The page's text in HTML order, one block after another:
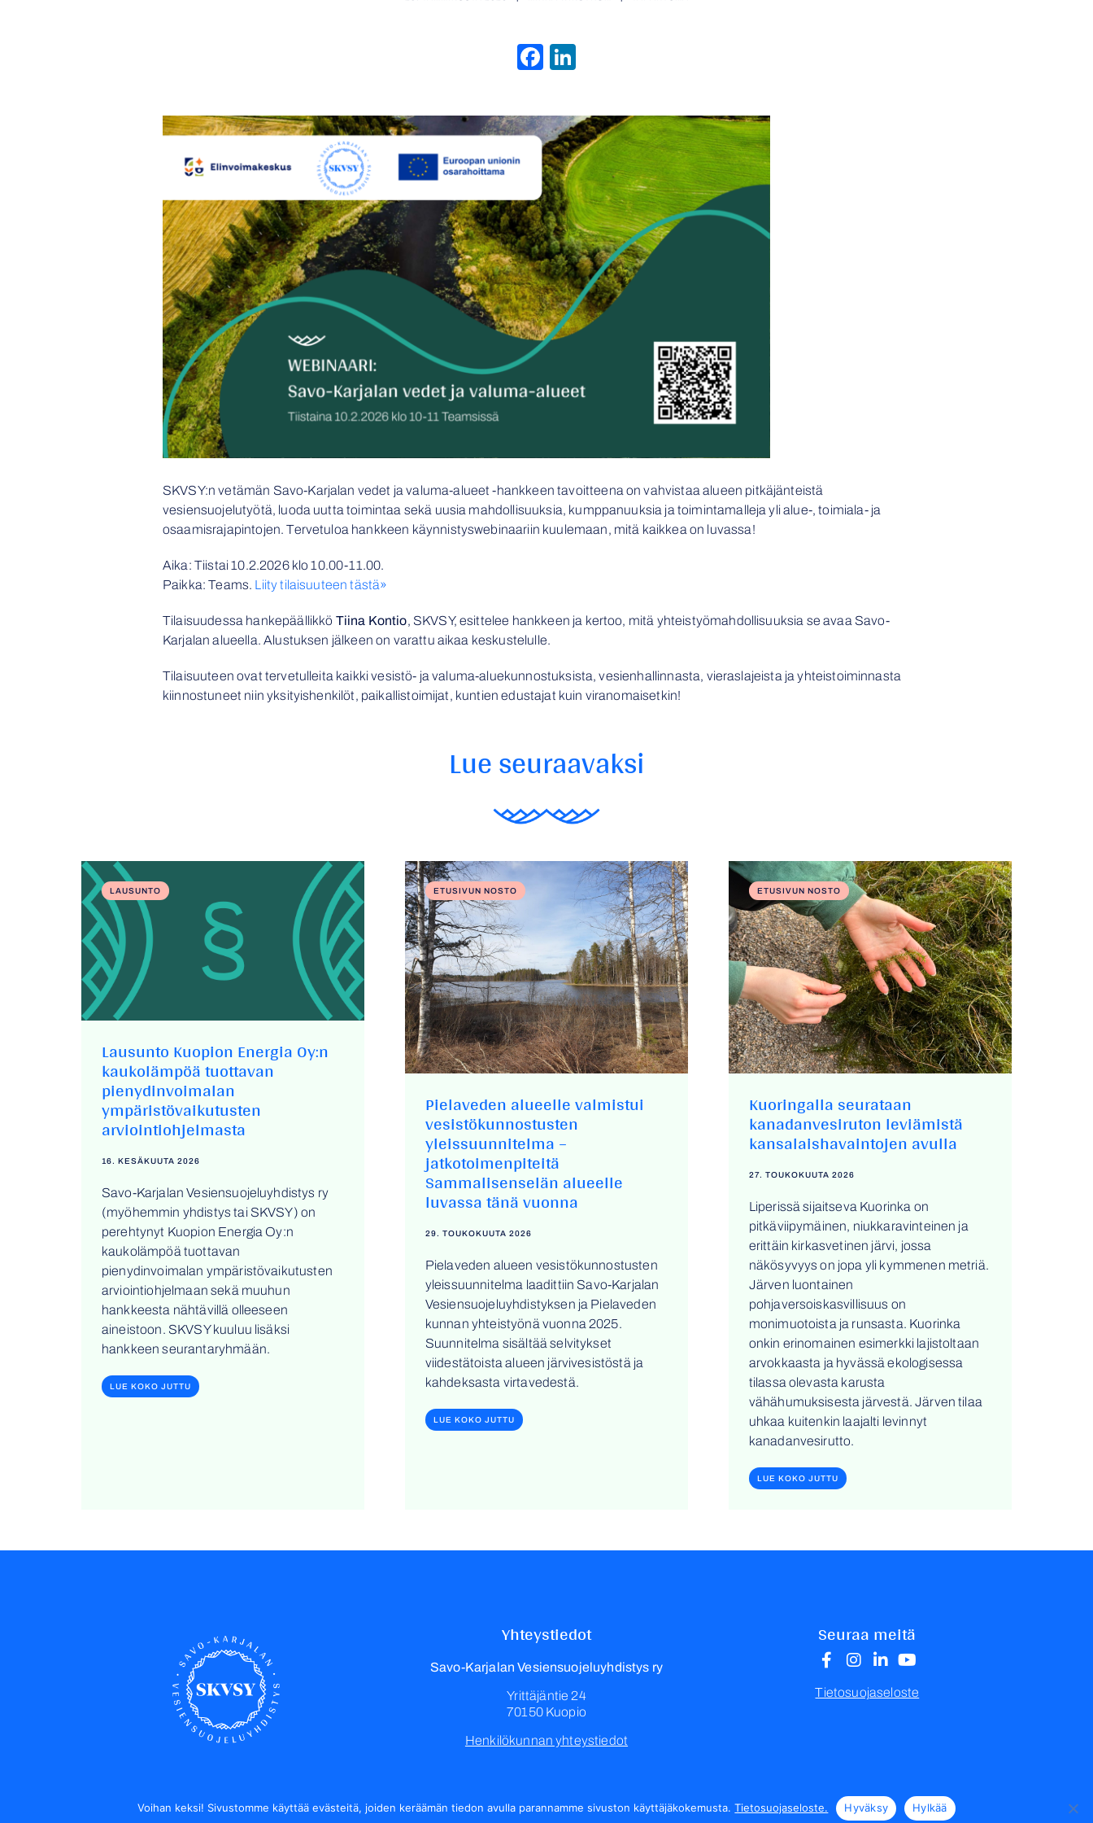
Facebook
SKVSY:n vetämän Savo-Karjalan vedet ja valuma-alueet -hankkeen tavoitteena on vahvistaa alueen pitkäjänteistä
vesiensuojelutyötä, luoda uutta toimintaa sekä uusia mahdollisuuksia, kumppanuuksia ja toimintamalleja yli alue-, toimiala- ja
osaamisrajapintojen. Tervetuloa hankkeen käynnistyswebinaariin kuulemaan, mitä kaikkea on luvassa!
Aika: Tiistai 10.2.2026 klo 10.00-11.00.
Paikka:Teams. Liity tilaisuuteen tästä»
Tilaisuudessa hankepäällikkö Tiina Kontio, SKVSY, esittelee hankkeen ja kertoo, mitä yhteistyömahdollisuuksia se avaa Savo-
Karjalan alueella. Alustuksen jälkeen on varattu aikaa keskustelulle.
Tilaisuuteen ovat tervetulleita kaikki vesistö- ja valuma-aluekunnostuksista, vesienhallinnasta, vieraslajeista ja yhteistoiminnasta
kiinnostuneet niin yksityishenkilöt, paikallistoimijat, kuntien edustajat kuin viranomaisetkin!
Lue seuraavaksi
LAUSUNTO
Lausunto Kuopion Energia Oy:n
kaukolämpöä tuottavan
pienydinvoimalan
ympäristövaikutusten
arviointiohjelmasta
16. KESÄKUUTA 2026
Savo-Karjalan Vesiensuojeluyhdistys ry
(myöhemmin yhdistys tai SKVSY) on
perehtynyt Kuopion Energia Oy:n
kaukolämpöä tuottavan
pienydinvoimalan ympäristövaikutusten
arviointiohjelmaan sekä muuhun
hankkeesta nähtävillä olleeseen
aineistoon. SKVSY kuuluu lisäksi
hankkeen seurantaryhmään.
LUE KOKO JUTTU
ETUSIVUN NOSTO
Pielaveden alueelle valmistui
vesistökunnostusten
yleissuunnitelma –
jatkotoimenpiteitä
Sammalisenselän alueelle
luvassa tänä vuonna
29. TOUKOKUUTA 2026
Pielaveden alueen vesistökunnostusten
yleissuunnitelma laadittiin Savo-Karjalan
Vesiensuojeluyhdistyksen ja Pielaveden
kunnan yhteistyönä vuonna 2025.
Suunnitelma sisältää selvitykset
viidestätoista alueen järvivesistöstä ja
kahdeksasta virtavedestä.
LUE KOKO JUTTU
ETUSIVUN NOSTO
Kuoringalla seurataan
kanadanvesiruton leviämistä
kansalaishavaintojen avulla
27. TOUKOKUUTA 2026
Liperissä sijaitseva Kuorinka on
pitkäviipymäinen, niukkaravinteinen ja
erittäin kirkasvetinen järvi, jossa
näkösyvyys on jopa yli kymmenen metriä.
Järven luontainen
pohjaversoiskasvillisuus on
monimuotoista ja runsasta. Kuorinka
onkin erinomainen esimerkki lajistoltaan
arvokkaasta ja hyvässä ekologisessa
tilassa olevasta karusta
vähähumuksisesta järvestä. Järven tilaa
uhkaa kuitenkin laajalti levinnyt
kanadanvesirutto.
LUE KOKO JUTTU
Yhteystiedot
Savo-Karjalan Vesiensuojeluyhdistys ry
Yrittäjäntie 24
70150 Kuopio
Henkilökunnan yhteystiedot
Seuraa meitä
Tietosuojaseloste
Voihan keksi! Sivustomme käyttää evästeitä, joiden keräämän tiedon avulla parannamme sivuston käyttäjäkokemusta.Tietosuojaseloste. Hyväksy Hylkää